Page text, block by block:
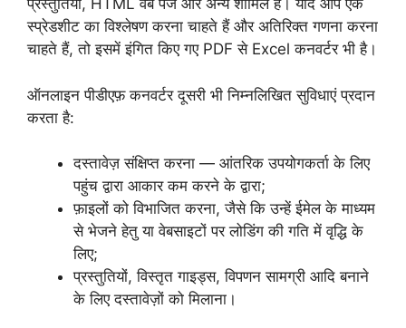
प्रस्तुतियाँ, HTML वेब पेज और अन्य शामिल हैं। यदि आप एक
स्प्रेडशीट का विश्लेषण करना चाहते हैं और अतिरिक्त गणना करना
चाहते हैं, तो इसमें इंगित किए गए PDF से Excel कनवर्टर भी है।
ऑनलाइन पीडीएफ़ कनवर्टर दूसरी भी निम्नलिखित सुविधाएं प्रदान
करता है:
दस्तावेज़ संक्षिप्त करना — आंतरिक उपयोगकर्ता के लिए
पहुंच द्वारा आकार कम करने के द्वारा;
फ़ाइलों को विभाजित करना, जैसे कि उन्हें ईमेल के माध्यम
से भेजने हेतु या वेबसाइटों पर लोडिंग की गति में वृद्धि के
लिए;
प्रस्तुतियों, विस्तृत गाइड्स, विपणन सामग्री आदि बनाने
के लिए दस्तावेज़ों को मिलाना।